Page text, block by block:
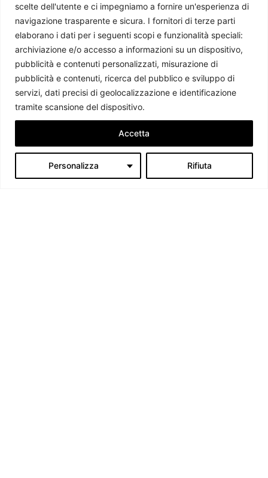
scelte dell'utente e ci impegniamo a fornire un'esperienza di
navigazione trasparente e sicura. I fornitori di terze parti
elaborano i dati per i seguenti scopi e funzionalità speciali:
archiviazione e/o accesso a informazioni su un dispositivo,
pubblicità e contenuti personalizzati, misurazione di
pubblicità e contenuti, ricerca del pubblico e sviluppo di
servizi, dati precisi di geolocalizzazione e identificazione
tramite scansione del dispositivo.
Personalizza Rifiuta
Accetta
Cambogia: detenzione, controllo sociale e violazione dei
diritti umani
Federica Leone 3 Dicembre 2025